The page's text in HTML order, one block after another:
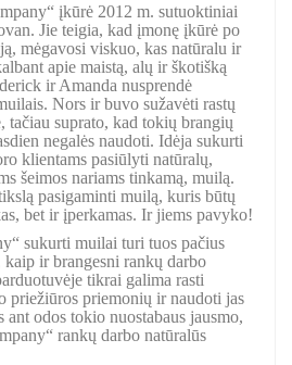
įkūrė 2012 m. sutuoktiniai
Jie teigia, kad įmonę įkūrė po
mėgavosi viskuo, kas natūralu ir
apie maistą, alų ir škotišką
ir Amanda nusprendė
Nors ir buvo sužavėti rastų
suprato, kad tokių brangių
negalės naudoti. Idėja sukurti
klientams pasiūlyti natūralų,
šeimos nariams tinkamą, muilą.
pasigaminti muilą, kuris būtų
bet ir įperkamas. Ir jiems pavyko!
sukurti muilai turi tuos pačius
ir brangesni rankų darbo
tikrai galima rasti
priežiūros priemonių ir naudoti jas
ant odos tokio nuostabaus jausmo,
rankų darbo natūralūs